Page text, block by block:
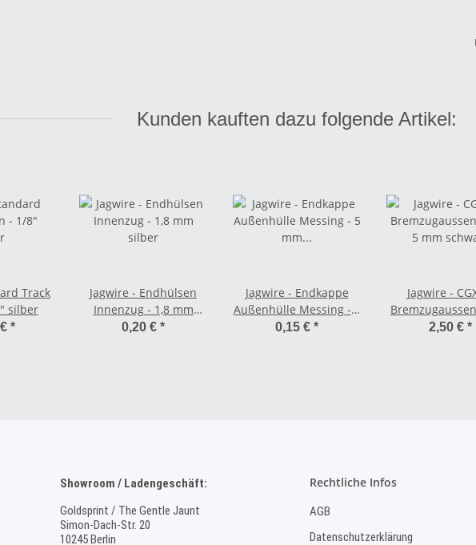
Kunden kauften dazu folgende Artikel:
Track
silber
*
Jagwire - Endhülsen
Innenzug - 1,8 mm
silber
0,20 € *
Jagwire - Endkappe
Außenhülle Messing - 5
mm silber
0,15 € *
Jagwire -
5 mm
2,50 € *
Showroom / Ladengeschäft:
Goldsprint / The Gentle Jaunt
Simon-Dach-Str. 20
10245 Berlin
Rechtliche Infos
AGB
Datenschutzerklärung